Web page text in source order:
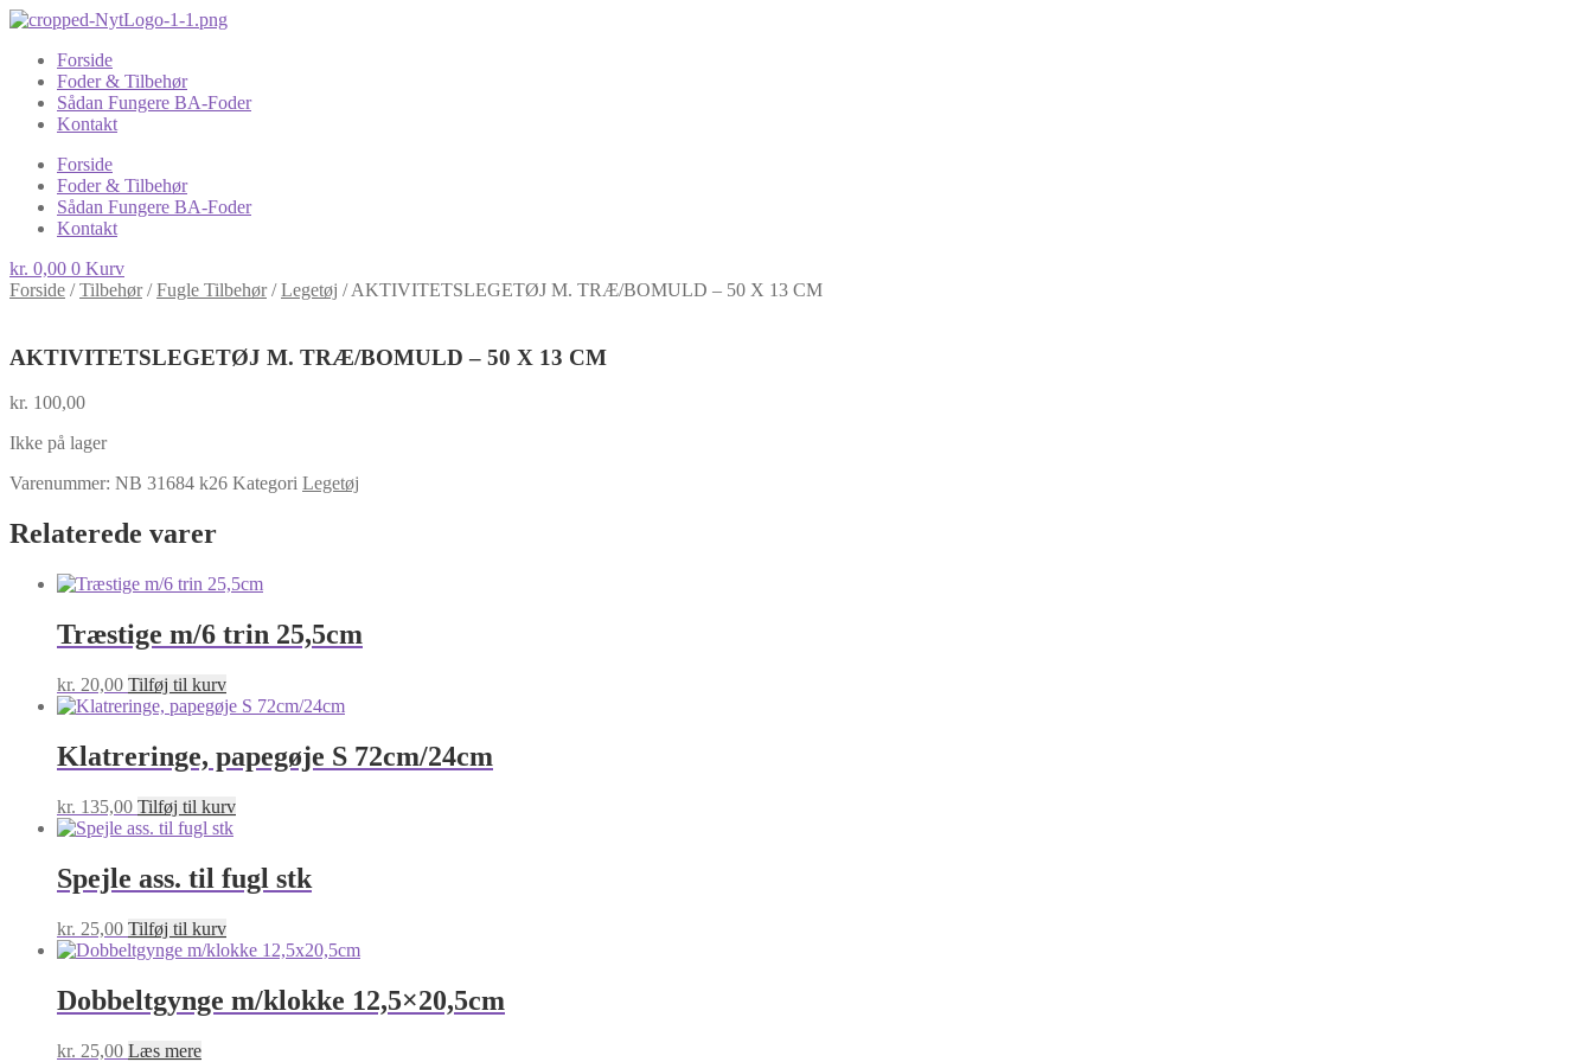
Forside
Foder & Tilbehør
Sådan Fungere BA-Foder
Kontakt
Forside
Foder & Tilbehør
Sådan Fungere BA-Foder
Kontakt
kr. 0,00 0 Kurv
Forside /Tilbehør/Fugle Tilbehør/Legetøj /AKTIVITETSLEGETØJ M. TRÆ/BOMULD – 50 X 13 CM
AKTIVITETSLEGETØJ M. TRÆ/BOMULD – 50 X 13 CM
kr. 100,00
Ikke på lager
Varenummer: NB 31684 k26 Kategori Legetøj
Relaterede varer
Træstige m/6 trin 25,5cm
kr. 20,00 Tilføj til kurv
Klatreringe, papegøje S 72cm/24cm
kr. 135,00 Tilføj til kurv
Spejle ass. til fugl stk
kr. 25,00 Tilføj til kurv
Dobbeltgynge m/klokke 12,5×20,5cm
kr. 25,00 Læs mere